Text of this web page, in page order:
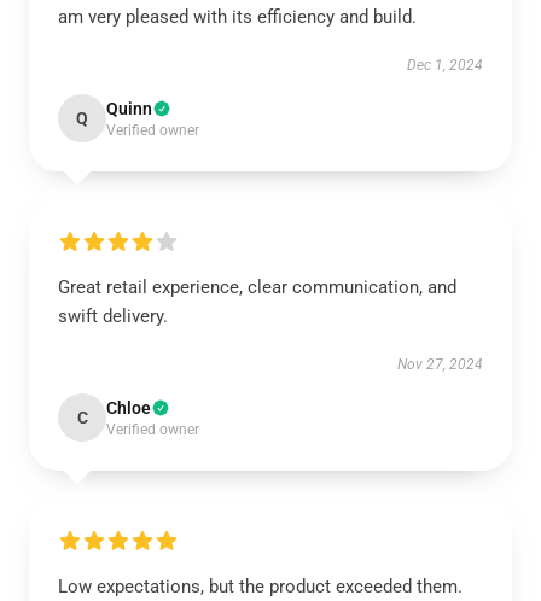
am very pleased with its efficiency and build.
Dec 1, 2024
Q Quinn
Verified owner
Great retail experience, clear communication, and
swift delivery.
Nov 27, 2024
C Chloe
Verified owner
Low expectations, but the product exceeded them.